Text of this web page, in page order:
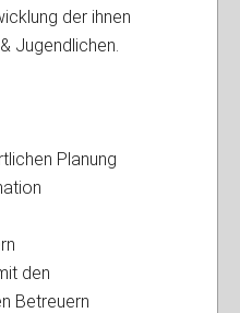
der ihnen
Jugendlichen.
Planung
den
Betreuern